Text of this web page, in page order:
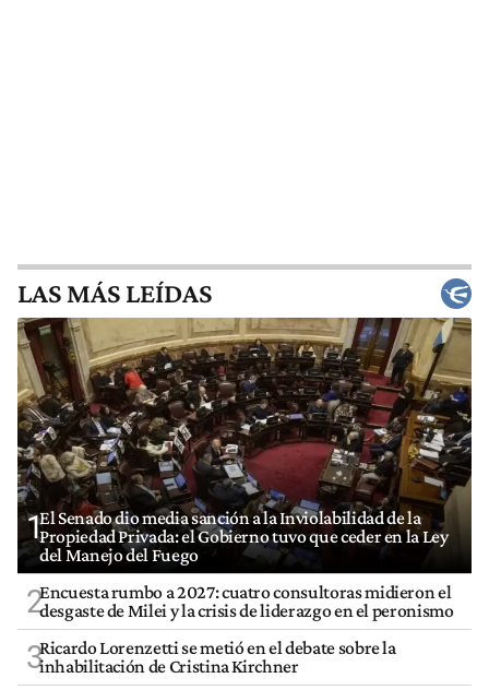
LAS MÁS LEÍDAS
1El Senado dio media sanción a la Inviolabilidad de la
Propiedad Privada: el Gobierno tuvo que ceder en la Ley
del Manejo del Fuego
2Encuesta rumbo a 2027: cuatro consultoras midieron el
desgaste de Milei y la crisis de liderazgo en el peronismo
3Ricardo Lorenzetti se metió en el debate sobre la
inhabilitación de Cristina Kirchner